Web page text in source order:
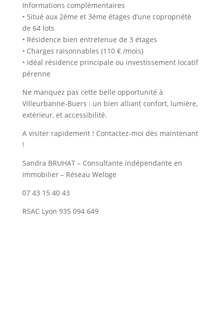
Informations complémentaires
• Situé aux 2ème et 3ème étages d’une copropriété
de 64 lots
• Résidence bien entretenue de 3 étages
• Charges raisonnables (110 € /mois)
• Idéal résidence principale ou investissement locatif
pérenne
Ne manquez pas cette belle opportunité à
Villeurbanne-Buers : un bien alliant confort, lumière,
extérieur, et accessibilité.
A visiter rapidement ! Contactez-moi dès maintenant
!
Sandra BRUHAT – Consultante indépendante en
immobilier – Réseau Weloge
07 43 15 40 43
RSAC Lyon 935 094 649